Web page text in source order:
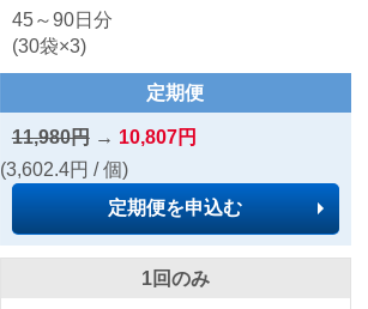
45～90日分
(30袋×3)
定期便
11,980円→ 10,807円
(3,602.4円 / 個)
定期便を申込む
1回のみ